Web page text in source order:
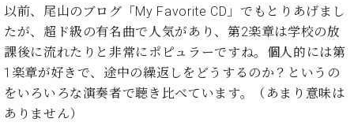
ジ
デ
ン
色
と
ッ
チ
ベ
秘
密
ー
音
楽
達
の
ニ
ュ
ー
(入
荷
報
等)
プ
い
う
方
は、
近
く
ベ
ヒ
シ
ュ
タ
以前、尾山のブログ「My Favorite CD」でもとりあげまし
たが、超ド級の有名曲で人気があり、第2楽章は学校の放
課後に流れたりと非常にポピュラーですね。個人的には第
1楽章が好きで、途中の繰返しをどうするのか？というの
をいろいろな演奏者で聴き比べています。（あまり意味は
ありません）